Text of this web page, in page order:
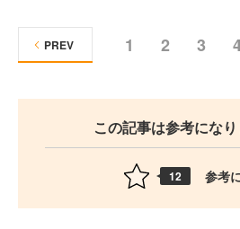
1 2 3
PREV
この記事は参考にな
12 参考